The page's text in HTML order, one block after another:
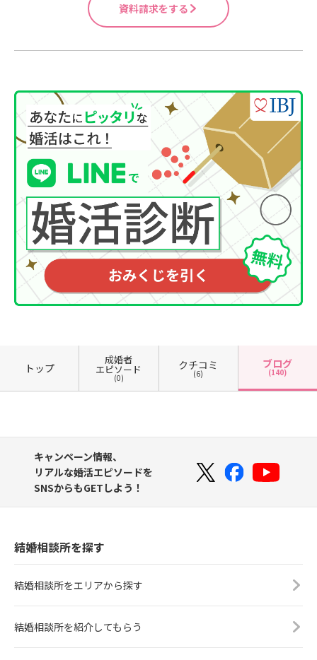
資料請求をする
トップ
成婚者
エピソード
(0)
クチコミ
(6)
ブログ
(140)
キャンペーン情報、
リアルな婚活エピソードを
SNSからもGETしよう！
結婚相談所を探す
結婚相談所をエリアから探す
結婚相談所を紹介してもらう